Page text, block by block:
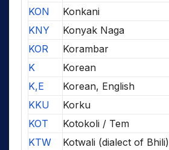
KON
Konkani
KNY
Konyak Naga
KOR
Korambar
K
Korean
K,E
Korean, English
KKU
Korku
KOT
Kotokoli / Tem
KTW
Kotwali (dialect of Bhili)